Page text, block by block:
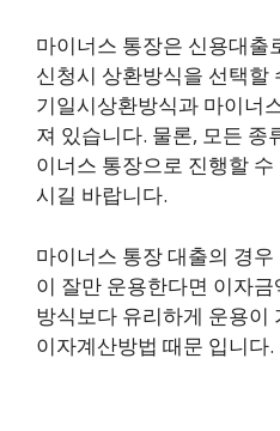
마이너스 통장은 신용대출
신청시 상환방식을 선택할
기일시상환방식과 마이너
져 있습니다. 물론, 모든 종
이너스 통장으로 진행할
시길 바랍니다.
마이너스 통장 대출의 경
이 잘만 운용한다면 이자
방식보다 유리하게 운용이
이자계산방법 때문 입니다.